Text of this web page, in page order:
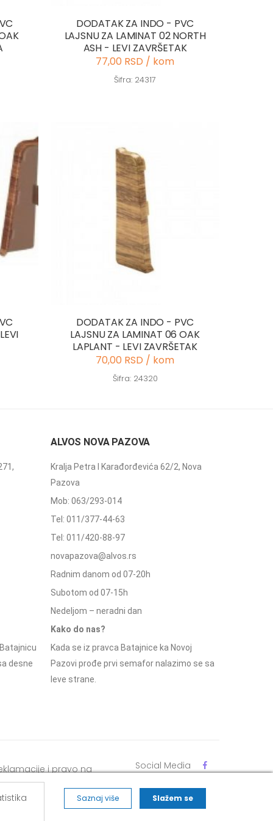
DODATAK ZA INDO - PVC
LAJSNU ZA LAMINAT 02 NORTH
ASH - LEVI ZAVRŠETAK
77,00 RSD / kom
Šifra: 24317
DODATAK ZA INDO - PVC
LAJSNU ZA LAMINAT 06 OAK
LAPLANT - LEVI ZAVRŠETAK
70,00 RSD / kom
Šifra: 24320
desne
ALVOS NOVA PAZOVA
Kralja Petra I Karađorđevića 62/2, Nova
Pazova
Mob: 063/293-014
Tel: 011/377-44-63
Tel: 011/420-88-97
novapazova@alvos.rs
Radnim danom od 07-20h
Subotom od 07-15h
Nedeljom – neradni dan
Kako do nas?
Kada se iz pravca Batajnice ka Novoj
Pazovi prođe prvi semafor nalazimo se sa
leve strane.
i pravo na
Social Media
Saznaj više Slažem se